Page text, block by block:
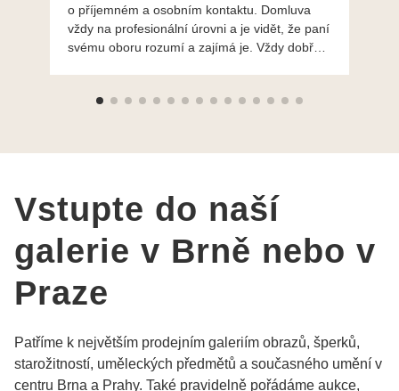
o příjemném a osobním kontaktu. Domluva
vždy na profesionální úrovni a je vidět, že paní
svému oboru rozumí a zajímá je. Vždy dobře a
výběru, jak už bylo napsáno - na požádání
Vstupte do naší
galerie v Brně nebo v
Praze
Patříme k největším prodejním galeriím obrazů, šperků,
starožitností, uměleckých předmětů a současného umění v
centru Brna a Prahy. Také pravidelně pořádáme aukce,